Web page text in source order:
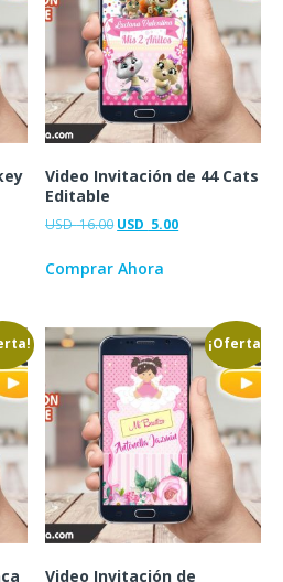
Video Invitación de 44 Cats
Editable
USD16.00 USD 5.00
Comprar Ahora
¡Oferta!
Video Invitación de